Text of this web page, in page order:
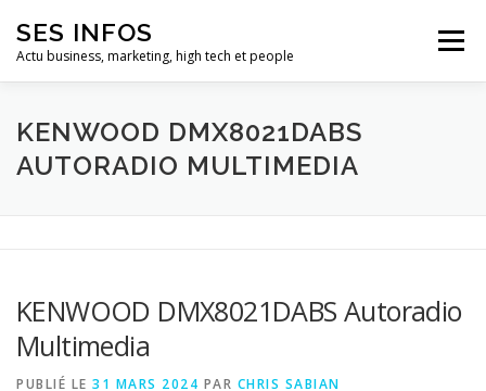
contenu
SES INFOS
Actu business, marketing, high tech et people
Menu
BUSINESS MARKETING
KENWOOD DMX8021DABS
AUTORADIO MULTIMEDIA
KENWOOD DMX8021DABS Autoradio
Multimedia
PUBLIÉ LE 31 MARS 2024 PAR CHRIS SABIAN